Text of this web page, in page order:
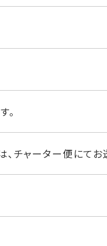
。
、チャーター便にてお